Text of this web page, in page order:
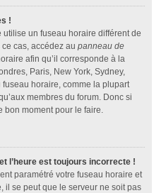
!
utilise un fuseau horaire différent de
cas, accédez au panneau de
afin qu’il corresponde à la
Paris, New York, Sydney,
horaire, comme la plupart
membres du forum. Donc si
bon moment pour le faire.
l’heure est toujours incorrecte !
paramétré votre fuseau horaire et
il se peut que le serveur ne soit pas